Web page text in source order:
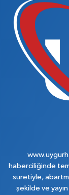
haberciliğinde
suretiyle,
şekilde ve